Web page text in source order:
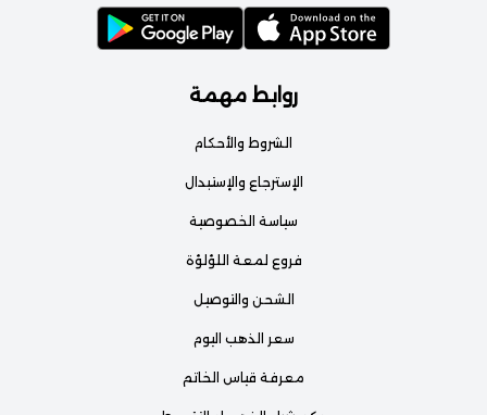
روابط مهمة
الشروط والأحكام
الإسترجاع والإستبدال
سياسة الخصوصية
فروع لمعة اللؤلؤة
الشحن والتوصيل
سعر الذهب اليوم
معرفة قياس الخاتم